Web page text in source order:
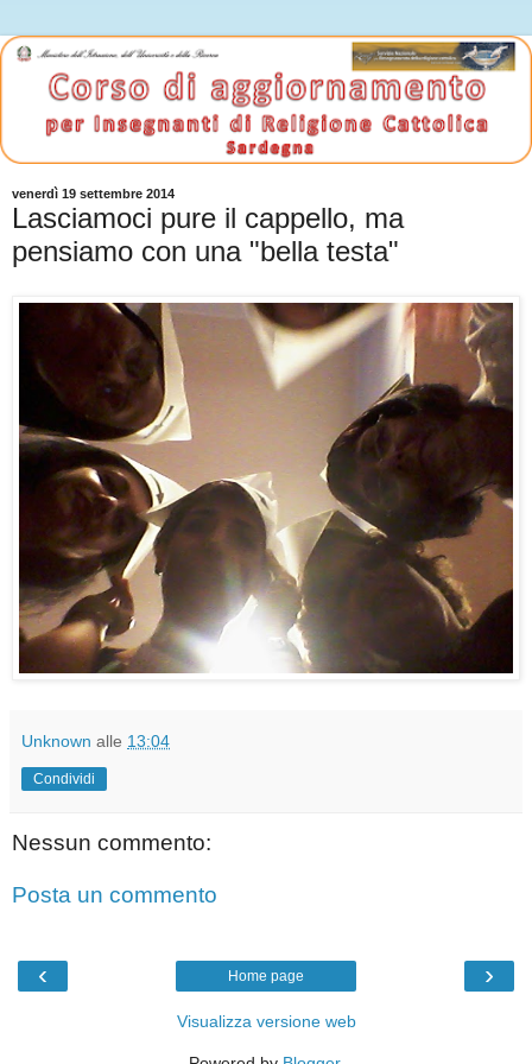
venerdì 19 settembre 2014
Lasciamoci pure il cappello, ma
pensiamo con una "bella testa"
Unknown alle 13:04
Condividi
Nessun commento:
Posta un commento
‹ ›
Home page
Visualizza versione web